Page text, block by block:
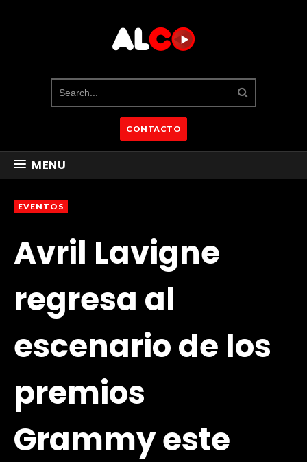
CONTACTO
MENU
EVENTOS
Avril Lavigne
regresa al
escenario de los
premios
Grammy este